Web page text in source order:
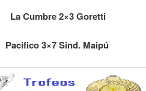
La Cumbre 2×3 Goretti
Pacifico 3×7 Sind. Maipú